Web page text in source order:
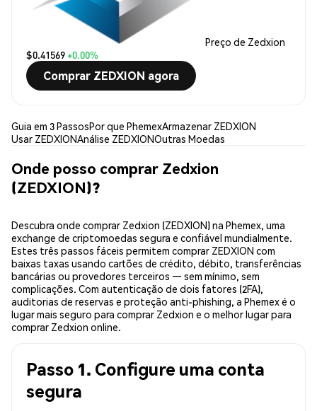
Preço de Zedxion
$0.41569+0.00%
Comprar ZEDXION agora
Guia em 3 PassosPor que PhemexArmazenar ZEDXION
Usar ZEDXIONAnálise ZEDXIONOutras Moedas
Onde posso comprar Zedxion
(ZEDXION)?
Descubra onde comprar Zedxion (ZEDXION) na Phemex, uma
exchange de criptomoedas segura e confiável mundialmente.
Estes três passos fáceis permitem comprar ZEDXION com
baixas taxas usando cartões de crédito, débito, transferências
bancárias ou provedores terceiros — sem mínimo, sem
complicações. Com autenticação de dois fatores (2FA),
auditorias de reservas e proteção anti-phishing, a Phemex é o
lugar mais seguro para comprar Zedxion e o melhor lugar para
comprar Zedxion online.
Passo 1. Configure uma conta
segura